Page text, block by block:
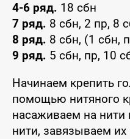
4-6 ряд. 18 сбн
7 ряд. 8 сбн, 2 пр, 8
8 ряд. 8 сбн, (1 сбн,
9 ряд. 5 сбн, пр, 10
Начинаем крепить
помощью нитяного
насаживаем на нити
нити, завязываем